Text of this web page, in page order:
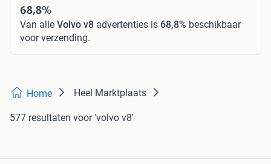
68,8%
Van alle Volvo v8 advertenties is 68,8% beschikbaar
voor verzending.
Home Heel Marktplaats
577 resultaten voor 'volvo v8'